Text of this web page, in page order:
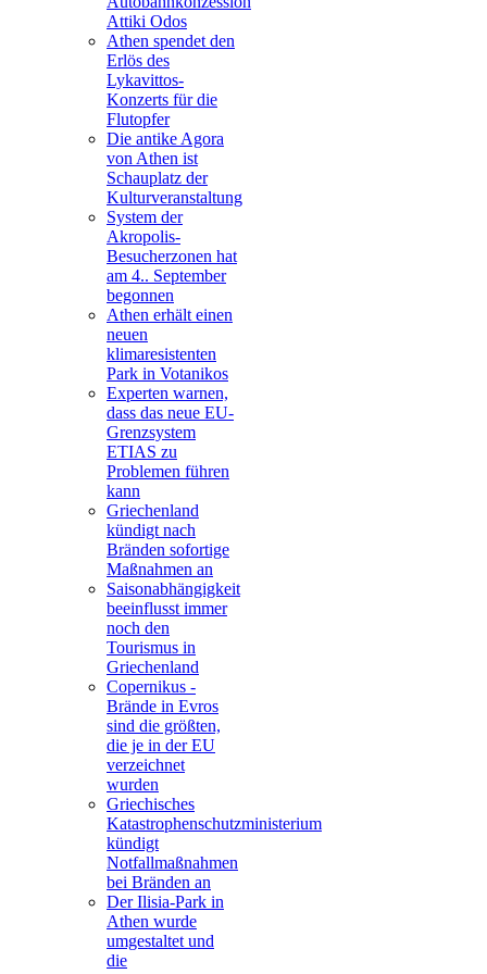
Attiki Odos
Athen spendet den
Erlös des
Lykavittos-
Konzerts für die
Flutopfer
Die antike Agora
von Athen ist
Schauplatz der
Kulturveranstaltung
System der
Akropolis-
Besucherzonen hat
am 4.. September
begonnen
Athen erhält einen
neuen
klimaresistenten
Park in Votanikos
Experten warnen,
dass das neue EU-
Grenzsystem
ETIAS zu
Problemen führen
kann
Griechenland
kündigt nach
Bränden sofortige
Maßnahmen an
Saisonabhängigkeit
beeinflusst immer
noch den
Tourismus in
Griechenland
Copernikus -
Brände in Evros
sind die größten,
die je in der EU
verzeichnet
wurden
Griechisches
Katastrophenschutzministerium
kündigt
Notfallmaßnahmen
bei Bränden an
Der Ilisia-Park in
Athen wurde
umgestaltet und
die